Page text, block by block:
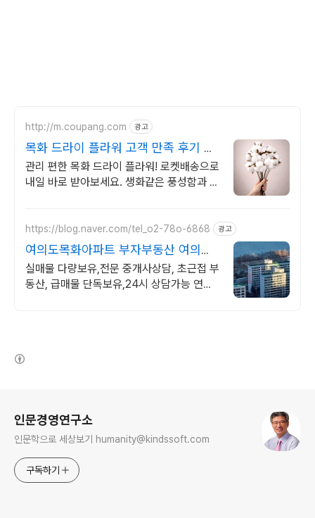
http://m.coupang.com 광고
목화 드라이 플라워 고객 만족 후기 가
득
관리 편한 목화 드라이 플라워! 로켓배송으로
내일 바로 받아보세요. 생화같은 풍성함과 퀄
https://blog.naver.com/tel_o2-78o-6868 광고
여의도목화아파트 부자부동산 여의도
목화아파트 전문
실매물 다량보유,전문 중개사상담, 초근접 부
동산, 급매물 단독보유,24시 상담가능 연락
인문경영연구소
인문학으로 세상보기 humanity@kindssoft.com
구독하기